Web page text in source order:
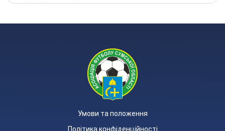
Умови та положення
Політика конфіденційності